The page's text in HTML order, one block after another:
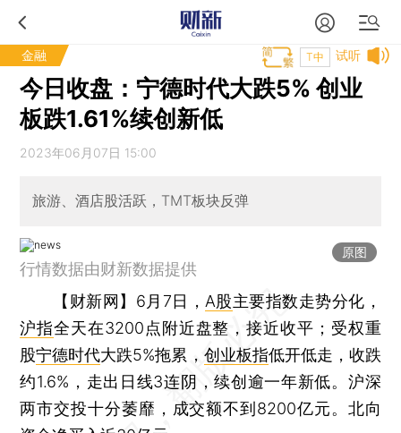
金融 试听
T中
今日收盘：宁德时代大跌5% 创业
板跌1.61%续创新低
2023年06月07日 15:00
旅游、酒店股活跃，TMT板块反弹
原图
行情数据由财新数据提供
【财新网】 6月7日， A股主要指数走势分化，
沪指全天在3200点附近盘整，接近收平；受权重
股宁德时代大跌5%拖累， 创业板指低开低走，收跌
约1.6%，走出日线3连阴，续创逾一年新低。沪深
两市交投十分萎靡，成交额不到8200亿元。北向